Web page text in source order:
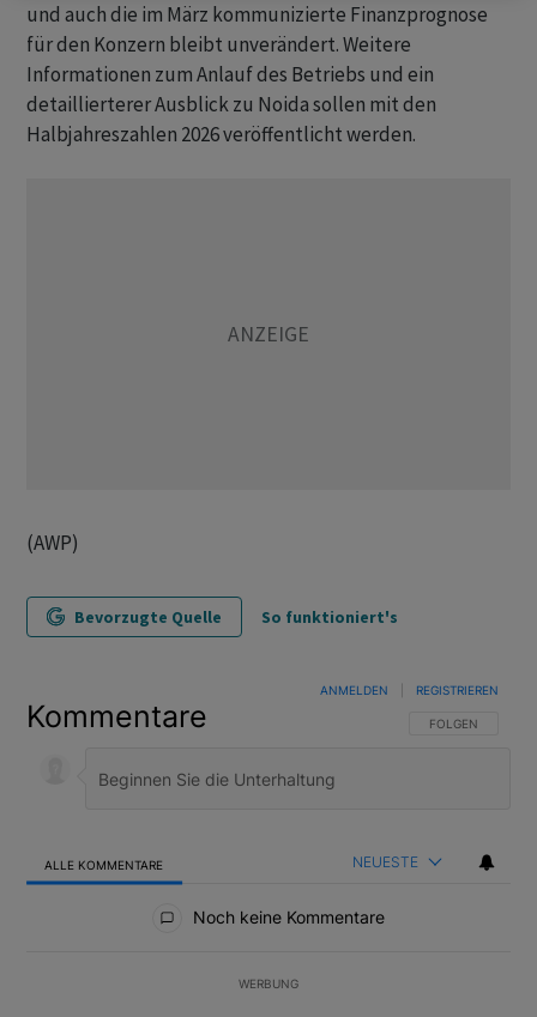
und auch die im März kommunizierte Finanzprognose
für den Konzern bleibt unverändert. Weitere
Informationen zum Anlauf des Betriebs und ein
detaillierterer Ausblick zu Noida sollen mit den
Halbjahreszahlen 2026 veröffentlicht werden.
(AWP)
Bevorzugte Quelle So funktioniert's
Kommentare FOLGE DIESER
FOLGEN
ANMELDEN REGISTRIEREN
ALLE KOMMENTARE NEUESTE
Noch keine Kommentare
WERBUNG